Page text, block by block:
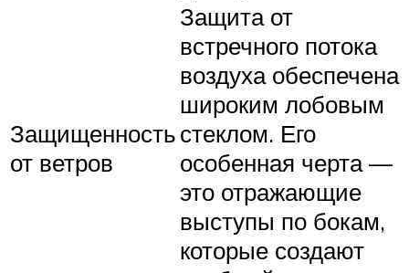
Защищенность
от ветров
Защита от
встречного потока
воздуха обеспечена
широким лобовым
стеклом. Его
особенная черта —
это отражающие
выступы по бокам,
которые создают